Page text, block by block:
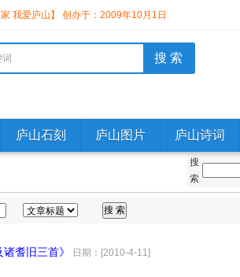
我爱庐山】 创办于：2009年10月1日
庐山石刻 庐山图片 庐山诗词
搜
索
耆旧三首》
日期：[2010-4-11]